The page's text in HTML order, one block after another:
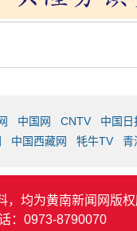
中国网 CNTV 中国日
中国西藏网 牦牛TV 青
均为黄南新闻网版
：0973-8790070